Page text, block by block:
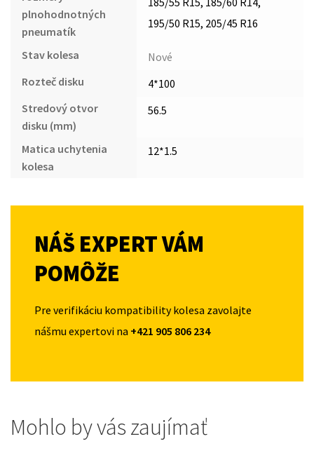
plnohodnotných
pneumatík
195/50 R15, 205/45 R16
Stav kolesa
Nové
Rozteč disku
4*100
Stredový otvor
disku (mm)
56.5
Matica uchytenia
kolesa
12*1.5
NÁŠ EXPERT VÁM
POMÔŽE
Pre verifikáciu kompatibility kolesa zavolajte
nášmu expertovi na +421 905 806 234
Mohlo by vás zaujímať